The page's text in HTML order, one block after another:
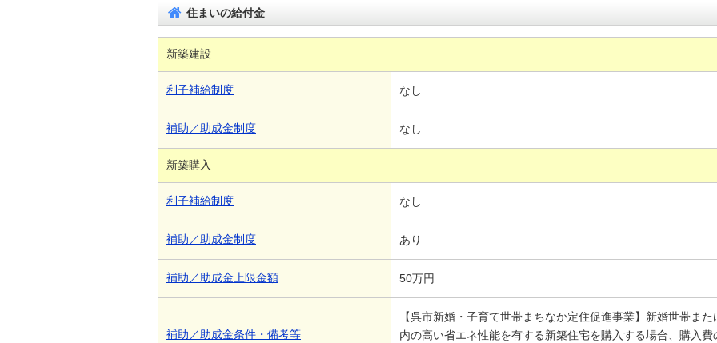
住まいの給付金
新築建設
利子補給制度 なし
補助／助成金制度 なし
新築購入
利子補給制度 なし
補助／助成金制度 あり
補助／助成金上限金額 50万円
補助／助成金条件・備考等
【呉市新婚・子育て世帯まちなか定住促進事業】新婚世帯ま
内の高い省エネ性能を有する新築住宅を購入する場合、購入